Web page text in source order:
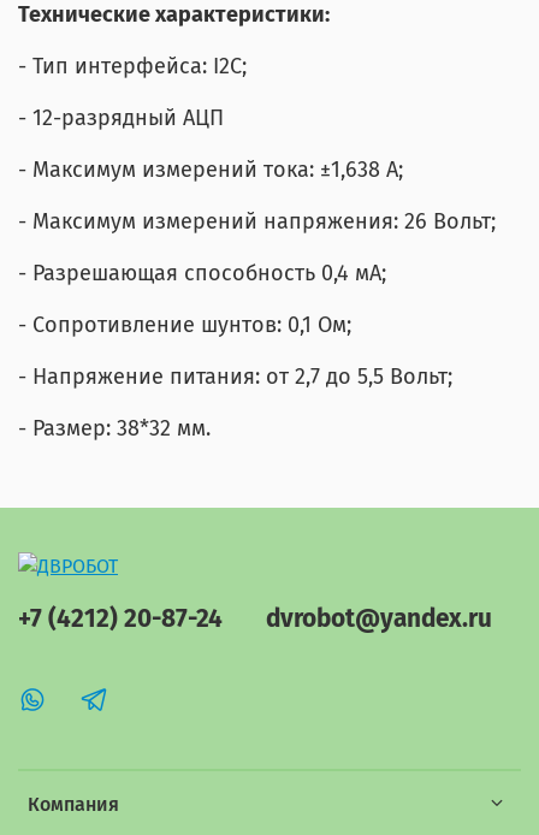
Технические характеристики:
- Тип интерфейса: I2C;
- 12-разрядный АЦП
- Максимум измерений тока: ±1,638 А;
- Максимум измерений напряжения: 26 Вольт;
- Разрешающая способность 0,4 мА;
- Сопротивление шунтов: 0,1 Ом;
- Напряжение питания: от 2,7 до 5,5 Вольт;
- Размер: 38*32 мм.
Компания
+7 (4212) 20-87-24 dvrobot@yandex.ru